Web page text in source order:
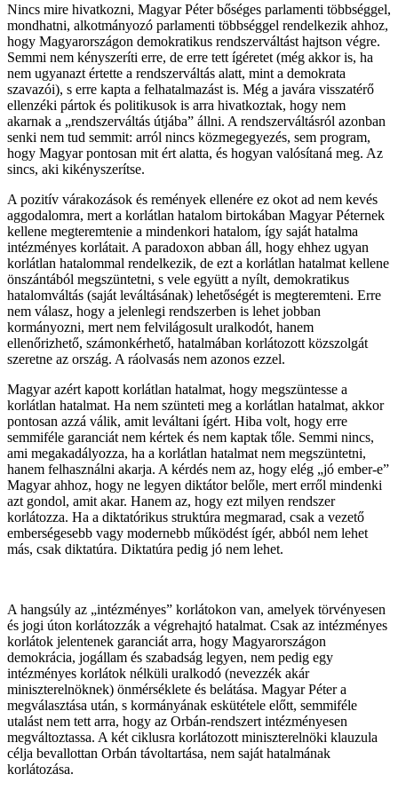
Nincs mire hivatkozni, Magyar Péter bőséges parlamenti többséggel,
mondhatni, alkotmányozó parlamenti többséggel rendelkezik ahhoz,
hogy Magyarországon demokratikus rendszerváltást hajtson végre.
Semmi nem kényszeríti erre, de erre tett ígéretet (még akkor is, ha
nem ugyanazt értette a rendszerváltás alatt, mint a demokrata
szavazói), s erre kapta a felhatalmazást is. Még a javára visszatérő
ellenzéki pártok és politikusok is arra hivatkoztak, hogy nem
akarnak a „rendszerváltás útjába” állni. A rendszerváltásról azonban
senki nem tud semmit: arról nincs közmegegyezés, sem program,
hogy Magyar pontosan mit ért alatta, és hogyan valósítaná meg. Az
sincs, aki kikényszerítse.
A pozitív várakozások és remények ellenére ez okot ad nem kevés
aggodalomra, mert a korlátlan hatalom birtokában Magyar Péternek
kellene megteremtenie a mindenkori hatalom, így saját hatalma
intézményes korlátait. A paradoxon abban áll, hogy ehhez ugyan
korlátlan hatalommal rendelkezik, de ezt a korlátlan hatalmat kellene
önszántából megszüntetni, s vele együtt a nyílt, demokratikus
hatalomváltás (saját leváltásának) lehetőségét is megteremteni. Erre
nem válasz, hogy a jelenlegi rendszerben is lehet jobban
kormányozni, mert nem felvilágosult uralkodót, hanem
ellenőrizhető, számonkérhető, hatalmában korlátozott közszolgát
szeretne az ország. A ráolvasás nem azonos ezzel.
Magyar azért kapott korlátlan hatalmat, hogy megszüntesse a
korlátlan hatalmat. Ha nem szünteti meg a korlátlan hatalmat, akkor
pontosan azzá válik, amit leváltani ígért. Hiba volt, hogy erre
semmiféle garanciát nem kértek és nem kaptak tőle. Semmi nincs,
ami megakadályozza, ha a korlátlan hatalmat nem megszüntetni,
hanem felhasználni akarja. A kérdés nem az, hogy elég „jó ember-e”
Magyar ahhoz, hogy ne legyen diktátor belőle, mert erről mindenki
azt gondol, amit akar. Hanem az, hogy ezt milyen rendszer
korlátozza. Ha a diktatórikus struktúra megmarad, csak a vezető
emberségesebb vagy modernebb működést ígér, abból nem lehet
más, csak diktatúra. Diktatúra pedig jó nem lehet.
A hangsúly az „intézményes” korlátokon van, amelyek törvényesen
és jogi úton korlátozzák a végrehajtó hatalmat. Csak az intézményes
korlátok jelentenek garanciát arra, hogy Magyarországon
demokrácia, jogállam és szabadság legyen, nem pedig egy
intézményes korlátok nélküli uralkodó (nevezzék akár
miniszterelnöknek) önmérséklete és belátása. Magyar Péter a
megválasztása után, s kormányának eskütétele előtt, semmiféle
utalást nem tett arra, hogy az Orbán-rendszert intézményesen
megváltoztassa. A két ciklusra korlátozott miniszterelnöki klauzula
célja bevallottan Orbán távoltartása, nem saját hatalmának
korlátozása.